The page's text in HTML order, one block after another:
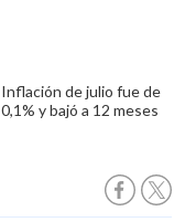
Inflación de julio fue de
0,1% y bajó a 12 meses